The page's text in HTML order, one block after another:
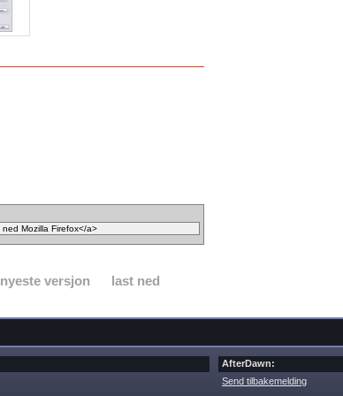
nyeste versjon last ned
AfterDawn:
Send tilbakemelding